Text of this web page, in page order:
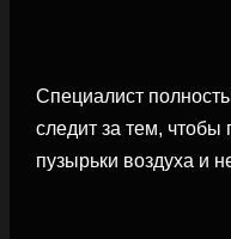
Специалист
следит за тем, чтобы
пузырьки воздуха и